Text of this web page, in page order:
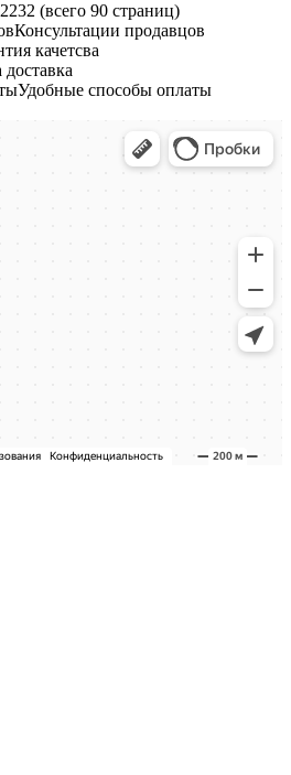
(всего 90 страниц)
Консультации продавцов
качетсва
Удобные способы оплаты